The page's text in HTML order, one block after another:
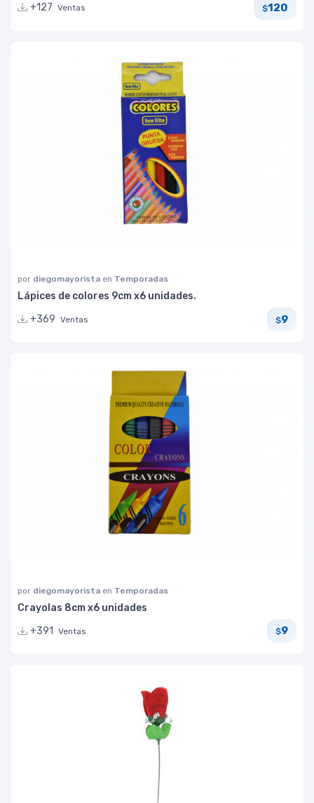
+127 Ventas $120
por diegomayorista en Temporadas
Lápices de colores 9cm x6 unidades.
+369 Ventas $9
por diegomayorista en Temporadas
Crayolas 8cm x6 unidades
+391
Ventas $9